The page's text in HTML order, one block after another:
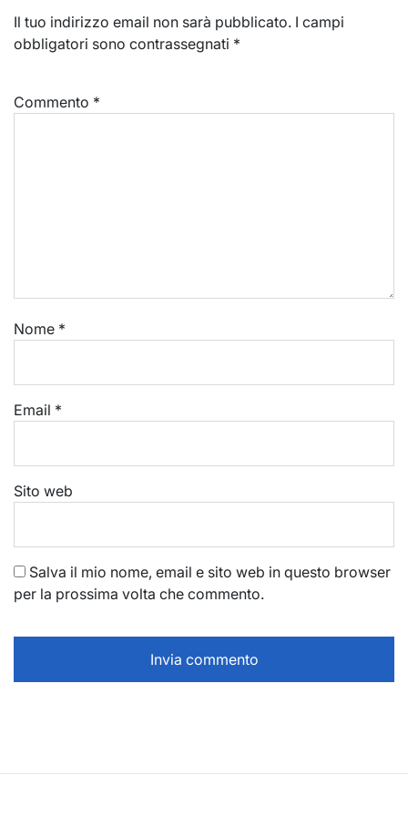
Il tuo indirizzo email non sarà pubblicato. I campi
obbligatori sono contrassegnati *
Commento *
Nome *
Email *
Sito web
Salva il mio nome, email e sito web in questo browser
per la prossima volta che commento.